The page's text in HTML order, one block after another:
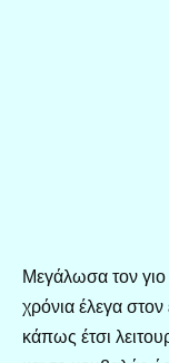
Μεγάλωσα τον γιο
χρόνια έλεγα
κάπως έτσι